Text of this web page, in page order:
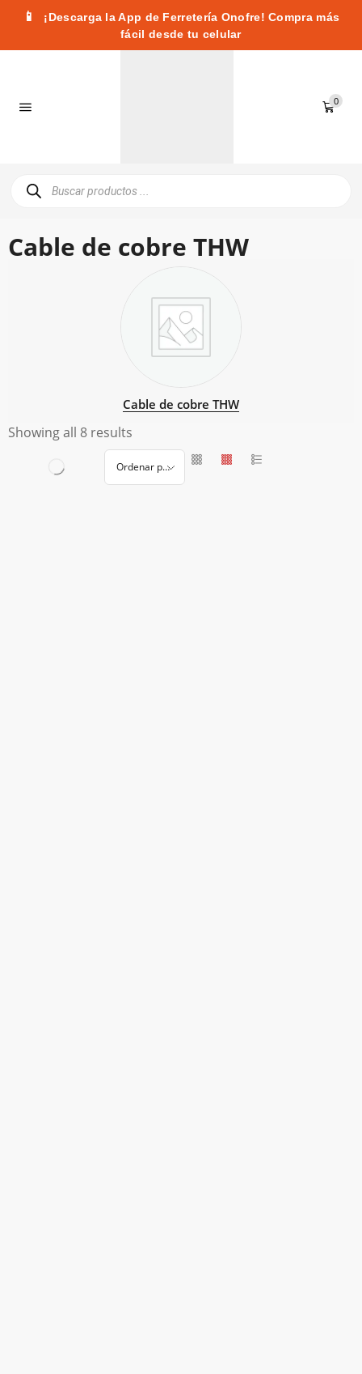
📱
¡Descarga la App de Ferretería Onofre! Compra más
fácil desde tu celular
0
Cable de cobre THW
Cable de cobre THW
Showing all 8 results